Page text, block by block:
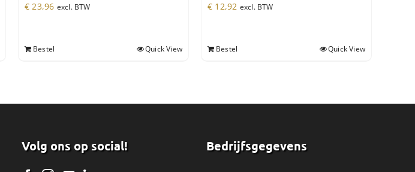
€ 23,96 excl. BTW
Bestel Quick View
€ 12,92 excl. BTW
Bestel Quick View
Volg ons op social! Bedrijfsgegevens